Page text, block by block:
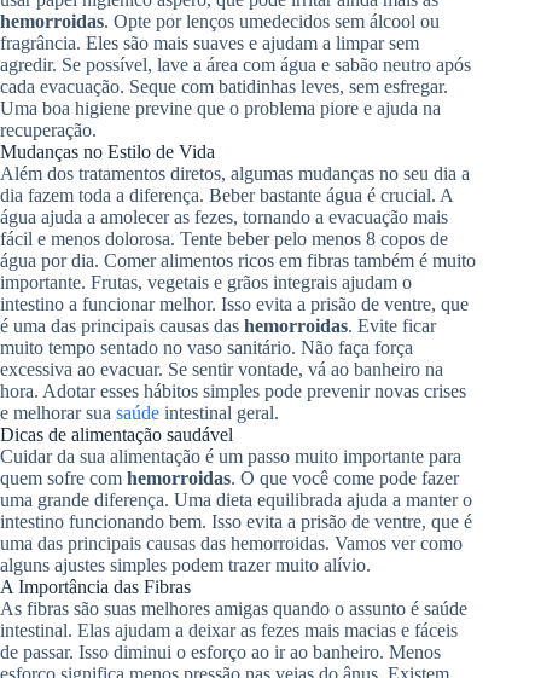
hemorroidas. Opte por lenços umedecidos sem álcool ou
fragrância. Eles são mais suaves e ajudam a limpar sem
agredir. Se possível, lave a área com água e sabão neutro após
cada evacuação. Seque com batidinhas leves, sem esfregar.
Uma boa higiene previne que o problema piore e ajuda na
recuperação.
Mudanças no Estilo de Vida
Além dos tratamentos diretos, algumas mudanças no seu dia a
dia fazem toda a diferença. Beber bastante água é crucial. A
água ajuda a amolecer as fezes, tornando a evacuação mais
fácil e menos dolorosa. Tente beber pelo menos 8 copos de
água por dia. Comer alimentos ricos em fibras também é muito
importante. Frutas, vegetais e grãos integrais ajudam o
intestino a funcionar melhor. Isso evita a prisão de ventre, que
é uma das principais causas das hemorroidas. Evite ficar
muito tempo sentado no vaso sanitário. Não faça força
excessiva ao evacuar. Se sentir vontade, vá ao banheiro na
hora. Adotar esses hábitos simples pode prevenir novas crises
e melhorar sua saúde intestinal geral.
Dicas de alimentação saudável
Cuidar da sua alimentação é um passo muito importante para
quem sofre com hemorroidas. O que você come pode fazer
uma grande diferença. Uma dieta equilibrada ajuda a manter o
intestino funcionando bem. Isso evita a prisão de ventre, que é
uma das principais causas das hemorroidas. Vamos ver como
alguns ajustes simples podem trazer muito alívio.
A Importância das Fibras
As fibras são suas melhores amigas quando o assunto é saúde
intestinal. Elas ajudam a deixar as fezes mais macias e fáceis
de passar. Isso diminui o esforço ao ir ao banheiro. Menos
esforço significa menos pressão nas veias do ânus. Existem